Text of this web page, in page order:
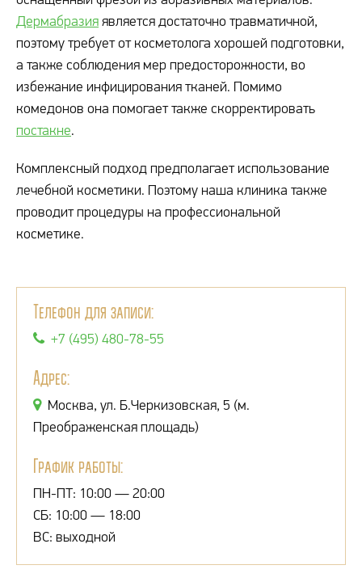
Дермабразия является достаточно травматичной,
поэтому требует от косметолога хорошей подготовки,
а также соблюдения мер предосторожности, во
избежание инфицирования тканей. Помимо
комедонов она помогает также скорректировать
постакне.
Комплексный подход предполагает использование
лечебной косметики. Поэтому наша клиника также
проводит процедуры на профессиональной
косметике.
Телефон для записи:
+7 (495) 480-78-55
Адрес:
Москва, ул. Б.Черкизовская, 5 (м.
Преображенская площадь)
График работы:
ПН-ПТ: 10:00 — 20:00
СБ: 10:00 — 18:00
ВС: выходной